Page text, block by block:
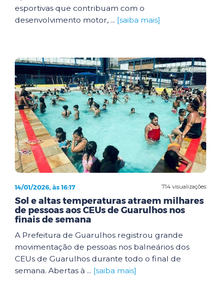
esportivas que contribuam com o
desenvolvimento motor, ... [saiba mais]
714 visualizações
14/01/2026, às 16:17
Sol e altas temperaturas atraem milhares
de pessoas aos CEUs de Guarulhos nos
finais de semana
A Prefeitura de Guarulhos registrou grande
movimentação de pessoas nos balneários dos
CEUs de Guarulhos durante todo o final de
semana. Abertas à ... [saiba mais]